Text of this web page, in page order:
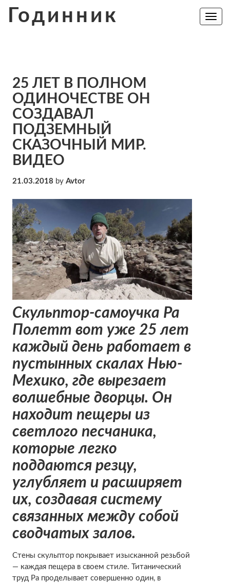
Годинник
Toggle
25 ЛЕТ В ПОЛНОМ
ОДИНОЧЕСТВЕ ОН
СОЗДАВАЛ
ПОДЗЕМНЫЙ
СКАЗОЧНЫЙ МИР.
ВИДЕО
21.03.2018 by Avtor
Скульптор-самоучка Ра
Полетт вот уже 25 лет
каждый день работает в
пустынных скалах Нью-
Мехико, где вырезает
волшебные дворцы. Он
находит пещеры из
светлого песчаника,
которые легко
поддаются резцу,
углубляет и расширяет
их, создавая систему
связанных между собой
сводчатых залов.
Стены скульптор покрывает изысканной резьбой
— каждая пещера в своем стиле. Титанический
труд Ра проделывает совершенно один, в